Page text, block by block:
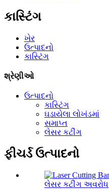
કાસ્ટિંગ
ખેર
ઉત્પાદનો
કાસ્ટિંગ
શ્રેણીઓ
ઉત્પાદનો
કાસ્ટિંગ
ઘડાયેલા લોખંડમાં
સમાપ્ત
લેસર કટીંગ
ફીચર્ડ ઉત્પાદનો
લેસર કટીંગ અવરોધ